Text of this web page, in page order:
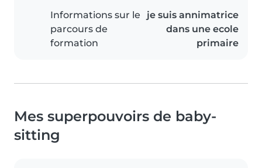
Informations sur le
parcours de
formation
je suis annimatrice
dans une ecole
primaire
Mes superpouvoirs de baby-
sitting